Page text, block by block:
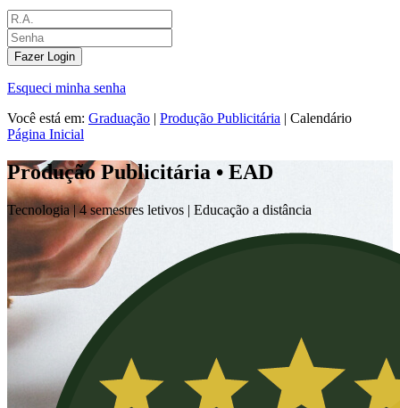
Fazer Login
Esqueci minha senha
Você está em: Graduação | Produção Publicitária | Calendário
Página Inicial
Produção Publicitária • EAD
Tecnologia | 4 semestres letivos | Educação a distância